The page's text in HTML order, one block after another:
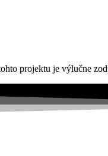
projektu je výlučne